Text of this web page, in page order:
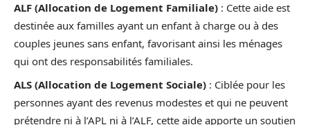
ALF (Allocation de Logement Familiale) : Cette aide est
destinée aux familles ayant un enfant à charge ou à des
couples jeunes sans enfant, favorisant ainsi les ménages
qui ont des responsabilités familiales.
ALS (Allocation de Logement Sociale) : Ciblée pour les
personnes ayant des revenus modestes et qui ne peuvent
prétendre ni à l’APL ni à l’ALF, cette aide apporte un soutien